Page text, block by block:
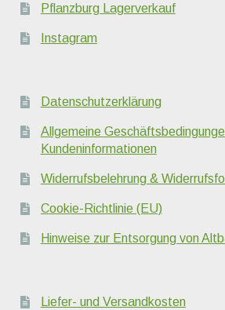
Pflanzburg Lagerverkauf
Instagram
Datenschutzerklärung
Allgemeine
Kundeninformationen
Widerrufsbelehrung &
Cookie-Richtlinie (EU)
Hinweise zur Entsorgung von
Liefer- und Versandkosten